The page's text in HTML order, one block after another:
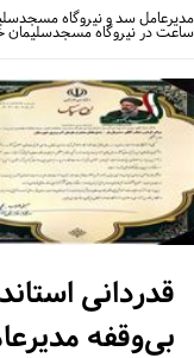
در نیروگاه مسجدسلیمان
قدردانی
بی‌وقفه